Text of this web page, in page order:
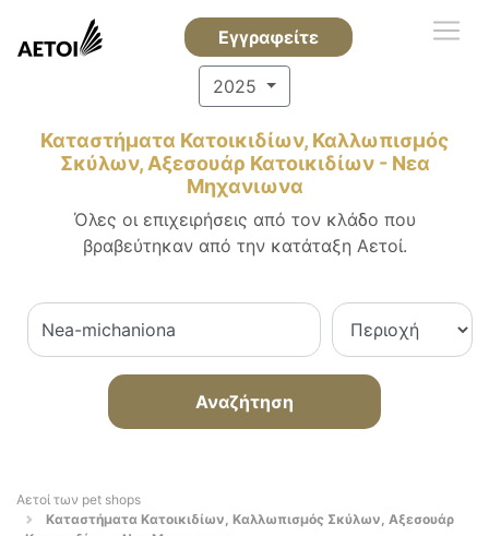
Εγγραφείτε
2025
Καταστήματα Κατοικιδίων, Καλλωπισμός
Σκύλων, Αξεσουάρ Κατοικιδίων - Νεα
Μηχανιωνα
Όλες οι επιχειρήσεις από τον κλάδο που
βραβεύτηκαν από την κατάταξη Αετοί.
Αναζήτηση
Αετοί των pet shops
Καταστήματα Κατοικιδίων, Καλλωπισμός Σκύλων, Αξεσουάρ